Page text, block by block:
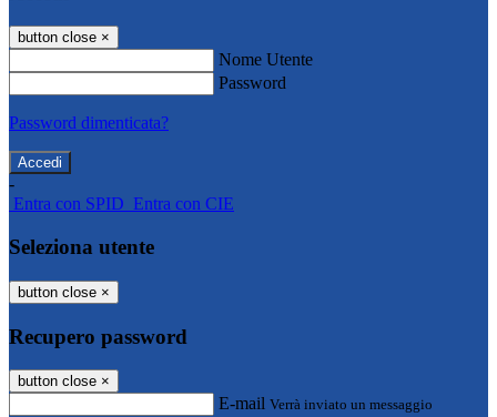
button close ×
Nome Utente
Password
Password dimenticata?
-
Entra con SPID Entra con CIE
Seleziona utente
button close ×
Recupero password
button close ×
E-mail Verrà inviato un messaggio